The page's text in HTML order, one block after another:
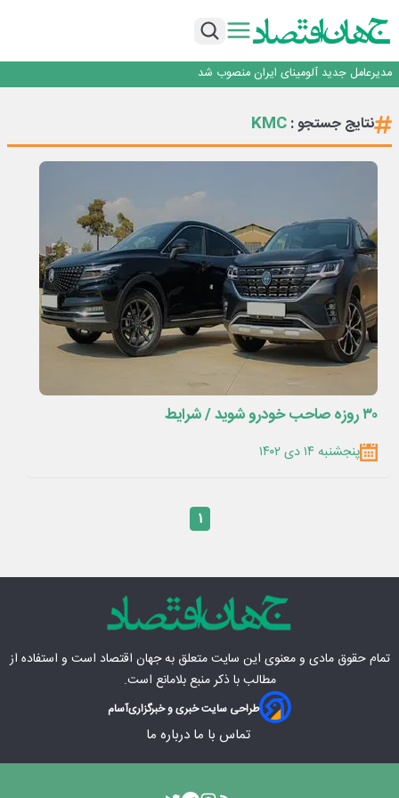
بازگشت فرش ماشینی به اصفهان پس از هفت سال؛ دو نمایشگاه تخصصی در شهر
مدیرعامل جدید آلومینای ایران منصوب شد
رونمایی فولاد غدیر نی ریز از سامانه ی « آقای پولاد»
بازگشت فرش ماشینی به اصفهان پس از هفت سال؛ دو نمایشگاه تخصصی در شهر
نتایج جستجو :KMC
۳۰ روزه صاحب خودرو شوید / شرایط
پنجشنبه ۱۴ دی ۱۴۰۲
۱
تمام حقوق مادی‌ و معنوی این سایت متعلق بهجهان اقتصاد است و استفاده از
مطالب با ذکر منبع بلامانع است.
طراحی سایت خبری و خبرگزاریآسام
تماس با ما درباره ما